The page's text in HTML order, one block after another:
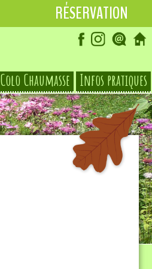
RÉSERVATION
Colo Chaumasse Infos pratiques